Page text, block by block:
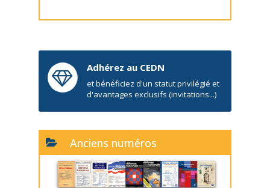
Adhérez au CEDN
et bénéficiez d'un statut privilégié et
d'avantages exclusifs (invitations...)
Anciens numéros